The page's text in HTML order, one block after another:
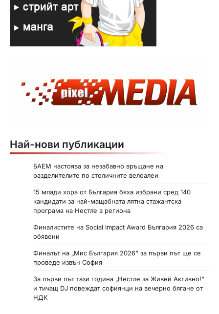
Най-нови публикации
БАЕМ настоява за незабавно връщане на
разделителите по столичните велоалеи
15 млади хора от България бяха избрани сред 140
кандидати за най-мащабната лятна стажантска
програма на Нестле в региона
Финалистите на Social Impact Award България 2026 са
обявени
Финалът на „Мис България 2026“ за първи път ще се
проведе извън София
За първи път тази година „Нестле за Живей Активно!“
и тичащ DJ повеждат софиянци на вечерно бягане от
НДК